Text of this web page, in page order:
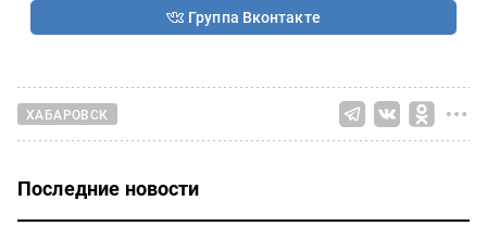
Группа Вконтакте
ХАБАРОВСК
Последние новости